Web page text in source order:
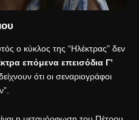
ο κύκλος της “Ηλέκτρας” δεν
επόμενα επεισόδια Γ’
ότι οι σεναριογράφοι